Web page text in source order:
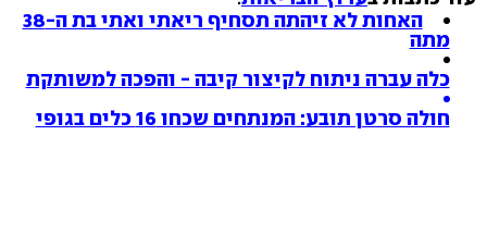
האחות לא זיהתה תסחיף ריאתי ואתי בת ה-38
מתה
כלה עברה ניתוח לקיצור קיבה - והפכה למשותקת
חולה סרטן תובע: המנתחים שכחו 16 כלים בגופי